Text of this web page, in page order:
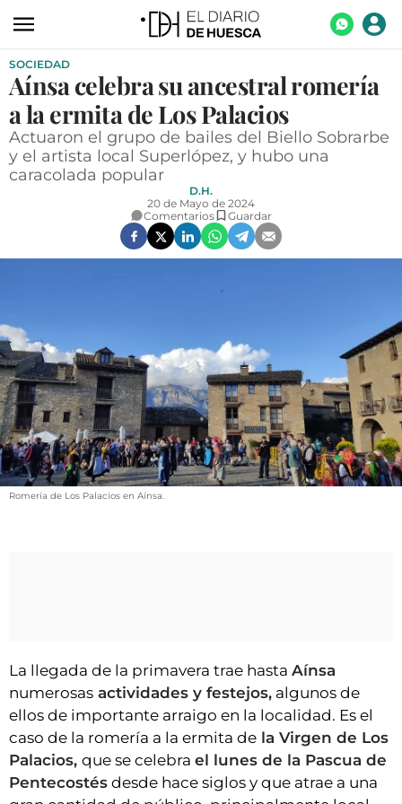
ACTUALIDAD
ECONOMÍA
TECNOLOGÍA
TURISMO
OPINIÓN
GALERÍAS
VÍDEOS
CONTACTAR
FIESTAS EN EL ALTO ARAGÓN
FIESTAS DE SAN LORENZO
ESQUELAS
CLUB DEL AMIGO MILITANTE
INICIAR SESIÓN
SOCIEDAD
Aínsa celebra su ancestral romería
a la ermita de Los Palacios
Actuaron el grupo de bailes del Biello Sobrarbe
y el artista local Superlópez, y hubo una
caracolada popular
D.H.
20 de Mayo de 2024
Comentarios
Guardar
Romería de Los Palacios en Aínsa.
La llegada de la primavera trae hasta Aínsa
numerosas actividades y festejos, algunos de
ellos de importante arraigo en la localidad. Es el
caso de la romería a la ermita de la Virgen de Los
Palacios, que se celebra el lunes de la Pascua de
Pentecostés desde hace siglos y que atrae a una